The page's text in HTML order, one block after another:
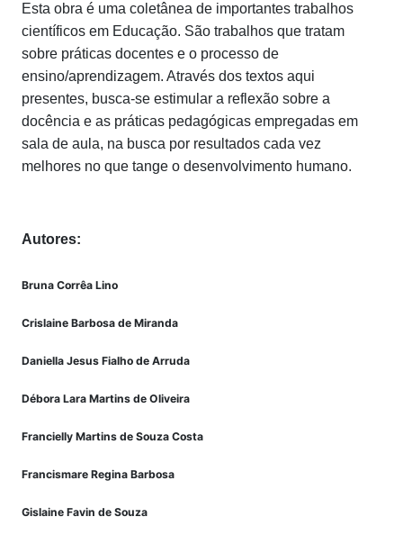
Esta obra é uma coletânea de importantes trabalhos
científicos em Educação. São trabalhos que tratam
sobre práticas docentes e o processo de
ensino/aprendizagem. Através dos textos aqui
presentes, busca-se estimular a reflexão sobre a
docência e as práticas pedagógicas empregadas em
sala de aula, na busca por resultados cada vez
melhores no que tange o desenvolvimento humano.
Autores:
Bruna Corrêa Lino
Crislaine Barbosa de Miranda
Daniella Jesus Fialho de Arruda
Débora Lara Martins de Oliveira
Francielly Martins de Souza Costa
Francismare Regina Barbosa
Gislaine Favin de Souza